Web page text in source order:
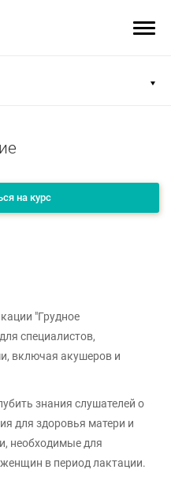
на курс
"Грудное
специалистов,
включая акушеров и
знания слушателей о
для здоровья матери и
необходимые для
в период лактации.